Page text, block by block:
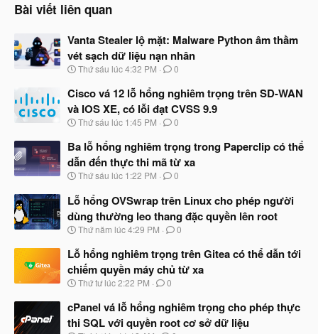
Bài viết liên quan
Vanta Stealer lộ mặt: Malware Python âm thầm
vét sạch dữ liệu nạn nhân
N
à
b
ắ
đ
ầ
u
Thứ sáu lúc 4:32 PM 0
Cisco vá 12 lỗ hổng nghiêm trọng trên SD-WAN
và IOS XE, có lỗi đạt CVSS 9.9
N
à
y
b
ắ
đ
ầ
u
Thứ sáu lúc 1:45 PM 0
Ba lỗ hổng nghiêm trọng trong Paperclip có thể
dẫn đến thực thi mã từ xa
N
à
y
b
ắ
đ
ầ
u
Thứ sáu lúc 1:22 PM 0
Lỗ hổng OVSwrap trên Linux cho phép người
dùng thường leo thang đặc quyền lên root
N
à
b
ắ
đ
ầ
u
Thứ năm lúc 4:29 PM 0
Lỗ hổng nghiêm trọng trên Gitea có thể dẫn tới
chiếm quyền máy chủ từ xa
N
à
b
Thứ tư lúc 2:22 PM 0
cPanel vá lỗ hổng nghiêm trọng cho phép thực
thi SQL với quyền root cơ sở dữ liệu